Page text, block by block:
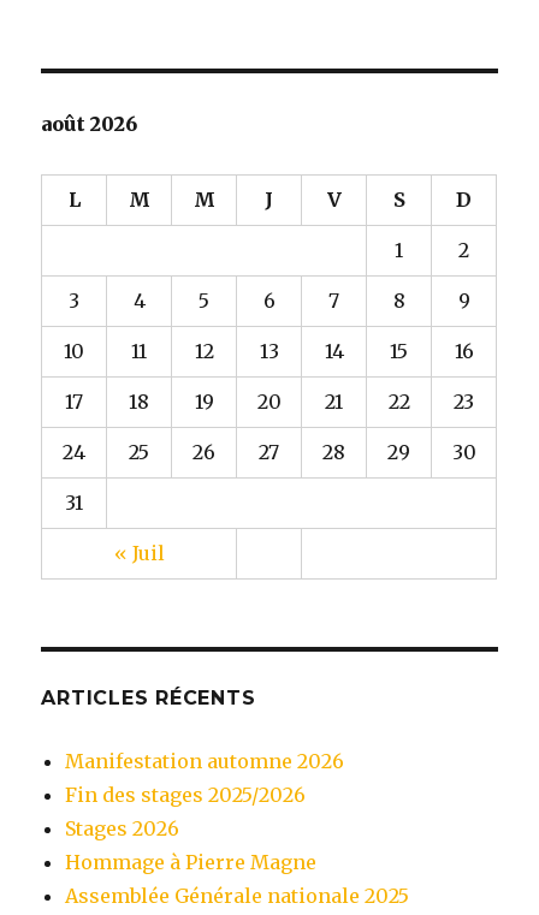
août 2026
L M M J V S D
« Juil
1 2
3 4 5 6 7 8 9
10 11 12 13 14 15 16
17 18 19 20 21 22 23
24 25 26 27 28 29 30
31
ARTICLES RÉCENTS
Manifestation automne 2026
Fin des stages 2025/2026
Stages 2026
Hommage à Pierre Magne
Assemblée Générale nationale 2025